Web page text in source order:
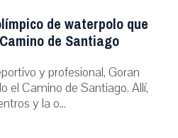
de waterpolo que
de Santiago
y profesional, Goran
el Camino de Santiago. Allí,
y la o...